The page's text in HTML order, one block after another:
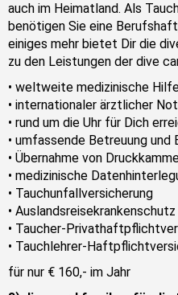
auch im Heimatland. Als
benötigen Sie eine
einiges mehr bietet Dir die
zu den Leistungen der dive
• weltweite medizinische
• internationaler ärztlicher
• rund um die Uhr für Dich
• umfassende Betreuung und
• Übernahme von
• medizinische
• Tauchunfallversicherung
• Auslandsreisekrankenschutz
• Taucher-
• Tauchlehrer-
für nur € 160,- im Jahr